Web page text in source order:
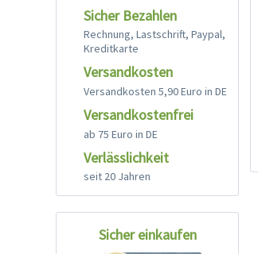
Sicher Bezahlen
Rechnung, Lastschrift, Paypal,
Kreditkarte
Versandkosten
Versandkosten 5,90 Euro in DE
Versandkostenfrei
ab 75 Euro in DE
Verlässlichkeit
seit 20 Jahren
Sicher einkaufen